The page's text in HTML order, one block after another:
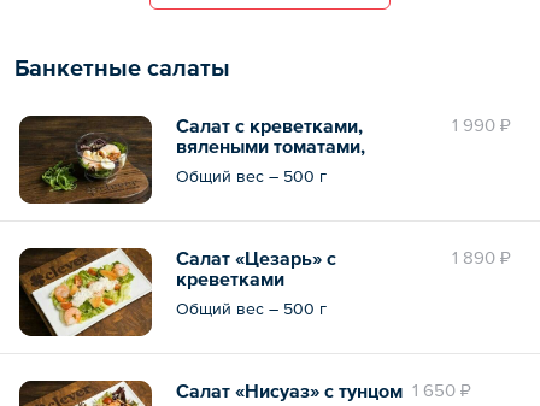
Банкетные салаты
1 990 ₽
Салат с креветками,
вялеными томатами,
моцареллой и миндалем
Общий вес – 500 г
1 890 ₽
Салат «Цезарь» с
креветками
Общий вес – 500 г
1 650 ₽
Салат «Нисуаз» с тунцом